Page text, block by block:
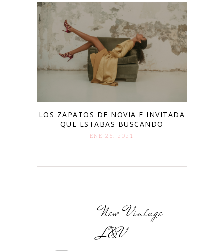
LOS ZAPATOS DE NOVIA E INVITADA
QUE ESTABAS BUSCANDO
ENE 26. 2021
New Vintage
L&V